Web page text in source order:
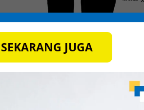
JUGA